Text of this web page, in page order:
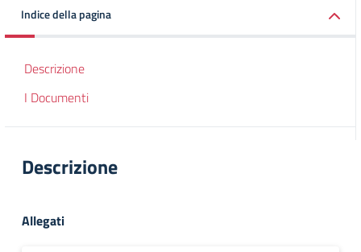
Indice della pagina
Descrizione
I Documenti
Descrizione
Allegati